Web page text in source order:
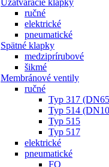
Uzatváracie klapky
ručné
elektrické
pneumatické
Spätné klapky
medziprírubové
šikmé
Membránové ventily
ručné
Typ 317
Typ 514
Typ 515
Typ 517
elektrické
pneumatické
FO